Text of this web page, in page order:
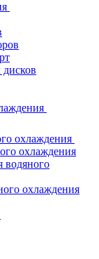
охлаждения
охлаждения
водяного
охлаждения